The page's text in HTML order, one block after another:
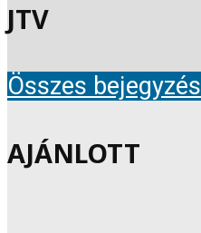
JTV
Összes bejegyzés
AJÁNLOTT